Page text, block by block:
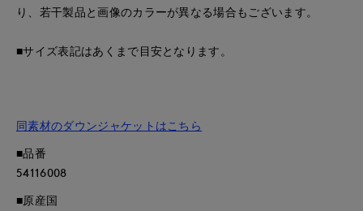
り、若干製品と画像のカラーが異なる場合もございます。
■サイズ表記はあくまで目安となります。
同素材のダウンジャケットはこちら
■品番
54116008
■原産国